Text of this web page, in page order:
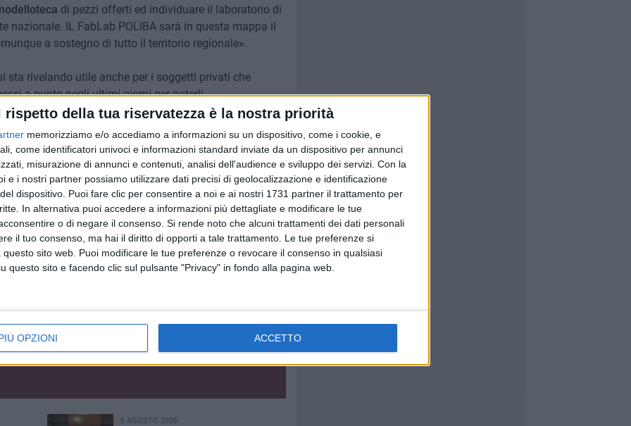
rispetto della tua riservatezza è la nostra priorità
memorizziamo e/o accediamo a informazioni su un dispositivo, come i cookie, e
come identificatori univoci e informazioni standard inviate da un dispositivo per annunci
misurazione di annunci e contenuti, analisi dell'audience e sviluppo dei servizi. Con la
e i nostri partner possiamo utilizzare dati precisi di geolocalizzazione e identificazione
dispositivo. Puoi fare clic per consentire a noi e ai nostri 1731 partner il trattamento per
In alternativa puoi accedere a informazioni più dettagliate e modificare le tue
o di negare il consenso. Si rende noto che alcuni trattamenti dei dati personali
il tuo consenso, ma hai il diritto di opporti a tale trattamento. Le tue preferenze si
sito web. Puoi modificare le tue preferenze o revocare il consenso in qualsiasi
questo sito e facendo clic sul pulsante "Privacy" in fondo alla pagina web.
OPZIONI ACCETTO
di pezzi offerti ed individuare il laboratorio di
nazionale. IL FabLab POLIBA sarà in questa mappa il
a sostegno di tutto il territorio regionale».
sta rivelando utile anche per i soggetti privati che
a punto negli ultimi giorni per poterli
prima linea di fronteggiare la crisi; esemplare in tal
che il laboratorio del progetto comunale sta già
poi Parisi - soprattutto attive nel settore del
loro capacità verso la produzione dimascherineetute
di protezione individuale ; le aziende che si rivolgono
sollecitate a contattare la task force del Politecnico
ai percorsi dicertificazionenecessari rimanendo
di elementi necessari ai singoli progetti».
PER LA FABBRICAZIONE DIGITALE FABLAB
6 AGOSTO 2026